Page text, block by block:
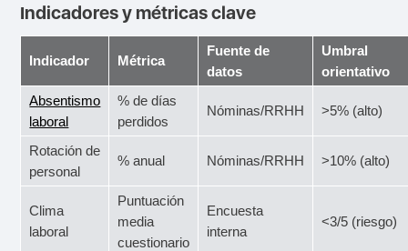
Indicadores y métricas clave
Indicador Métrica
Fuente de
datos
Umbral
orientativo
Absentismo
laboral
% de días
perdidos
Nóminas/RRHH >5% (alto)
Rotación de
personal
% anual Nóminas/RRHH >10% (alto)
Clima
laboral
Puntuación
media
cuestionario
Encuesta
interna
<3/5 (riesgo)